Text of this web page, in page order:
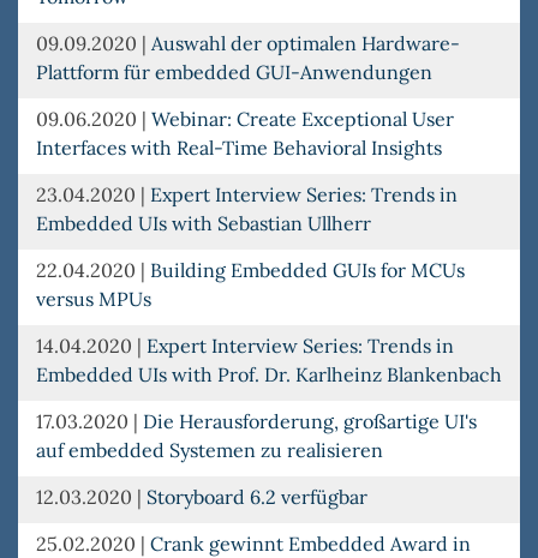
09.09.2020 | Auswahl der optimalen Hardware-
Plattform für embedded GUI-Anwendungen
09.06.2020 | Webinar: Create Exceptional User
Interfaces with Real-Time Behavioral Insights
23.04.2020 | Expert Interview Series: Trends in
Embedded UIs with Sebastian Ullherr
22.04.2020 | Building Embedded GUIs for MCUs
versus MPUs
14.04.2020 | Expert Interview Series: Trends in
Embedded UIs with Prof. Dr. Karlheinz Blankenbach
17.03.2020 | Die Herausforderung, großartige UI's
auf embedded Systemen zu realisieren
12.03.2020 | Storyboard 6.2 verfügbar
25.02.2020 | Crank gewinnt Embedded Award in